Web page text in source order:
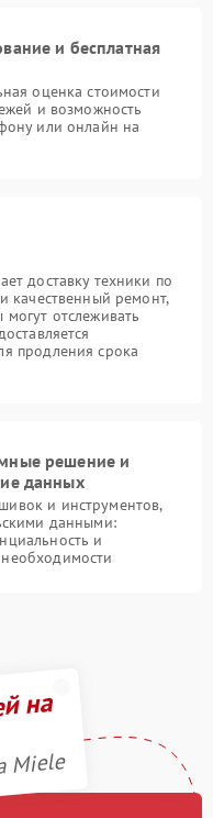
и бесплатная
оценка стоимости
и возможность
или онлайн на
доставку техники по
качественный ремонт,
отслеживать
продления срока
решение и
данных
и инструментов,
данными:
и
на
Miele